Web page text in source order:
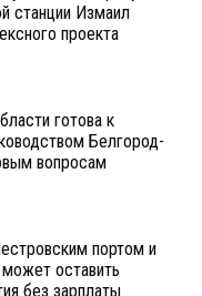
станции Измаил
проекта
готова к
Белгород-
вопросам
портом и
оставить
без зарплаты